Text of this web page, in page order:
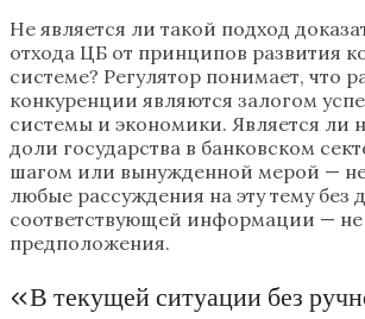
Не является ли такой подход
отхода ЦБ от принципов развития
системе? Регулятор понимает, что
конкуренции являются залогом
системы и экономики. Является ли
доли государства в банковском
шагом или вынужденной мерой —
любые рассуждения на эту тему без
соответствующей информации — не
предположения.
«В текущей ситуации без